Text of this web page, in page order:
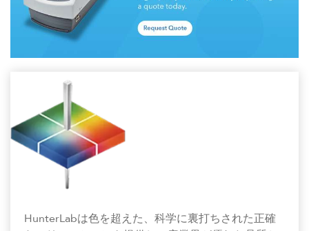
HunterLabは色を超えた、科学に裏打ちされた正確